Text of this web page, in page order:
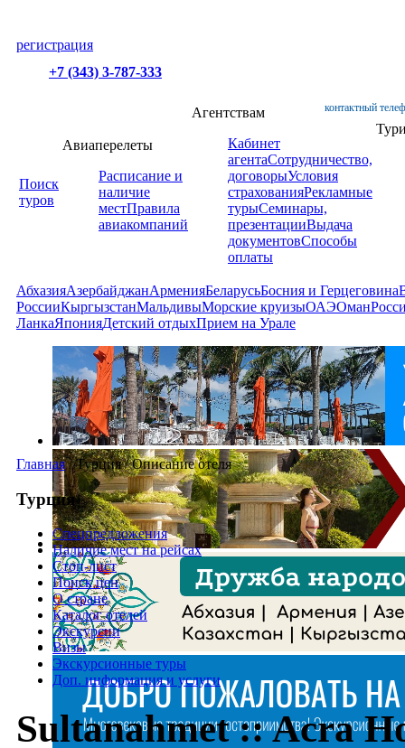
регистрация
+7 (343) 3-787-333
контактный
Поиск
туров
Авиаперелеты
Расписание и
наличие
местПравила
авиакомпаний
Агентствам
Кабинет
агентаСотрудничество,
договорыУсловия
страхованияРекламные
турыСеминары,
презентацииВыдача
документовСпособы
оплаты
АбхазияАзербайджанАрменияБеларусьБосния и Герцеговина
РоссииКыргызстанМальдивыМорские круизыОАЭОман
ЛанкаЯпонияДетский отдыхПрием на Урале
Главная /Турция/Описание отеля
Турция
Спецпредложения
Наличие мест на рейсах
Стоп-лист
Поиск цен
О стране
Каталог отелей
Экскурсии
Визы
Экскурсионные туры
Доп. информация и услуги
Sultanahmet :: Acra